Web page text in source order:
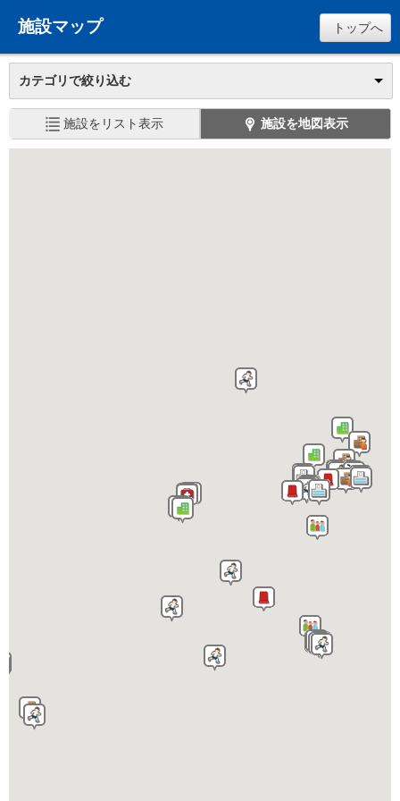
施設マップ トップへ
カテゴリで絞り込む
施設をリスト表示 施設を地図表示